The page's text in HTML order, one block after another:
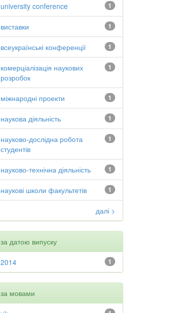
1
university conference
1
виставки
1
всеукраїнські конференції
1
комерціалізація наукових
розробок
1
міжнародні проекти
1
наукова діяльність
1
науково-дослідна робота
студентів
1
науково-технічна діяльність
1
наукові школи факультетів
далі >
за датою випуску
1
2014
за мовами